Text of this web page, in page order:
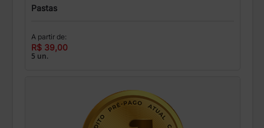
Pastas
A partir de:
R$ 39,00
5 un.